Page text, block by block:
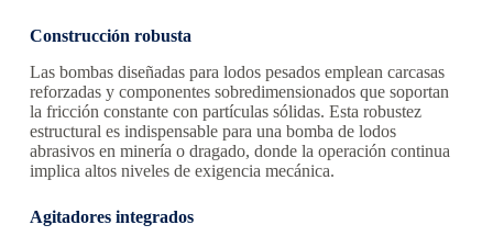
Construcción robusta
Las bombas diseñadas para lodos pesados emplean carcasas
reforzadas y componentes sobredimensionados que soportan
la fricción constante con partículas sólidas. Esta robustez
estructural es indispensable para una bomba de lodos
abrasivos en minería o dragado, donde la operación continua
implica altos niveles de exigencia mecánica.
Agitadores integrados